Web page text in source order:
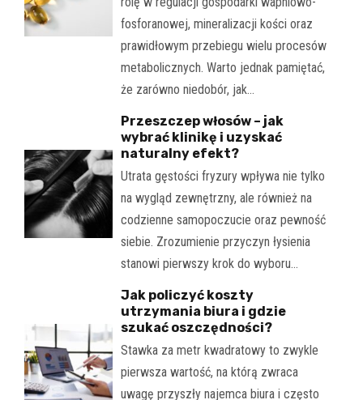
fosforanowej, mineralizacji kości oraz
prawidłowym przebiegu wielu procesów
metabolicznych. Warto jednak pamiętać,
że zarówno niedobór, jak…
Przeszczep włosów – jak
wybrać klinikę i uzyskać
naturalny efekt?
Utrata gęstości fryzury wpływa nie tylko
na wygląd zewnętrzny, ale również na
codzienne samopoczucie oraz pewność
siebie. Zrozumienie przyczyn łysienia
stanowi pierwszy krok do wyboru…
Jak policzyć koszty
utrzymania biura i gdzie
szukać oszczędności?
Stawka za metr kwadratowy to zwykle
pierwsza wartość, na którą zwraca
uwagę przyszły najemca biura i często